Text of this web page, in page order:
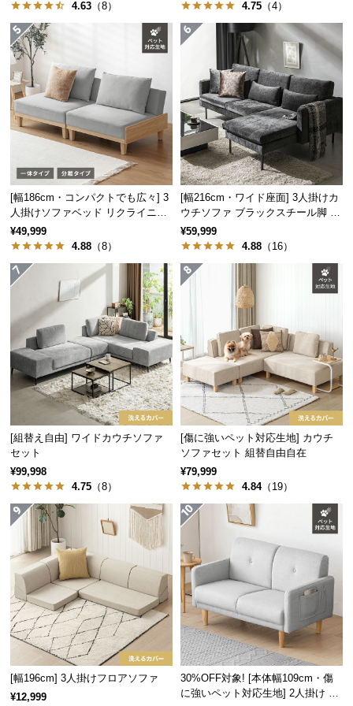
い
て
開
梱
設
ー
ビ
ス
に
つ
い
搬
入
経
路
に
い
て
返
品・
ャ
ン
ル
に
つ
て
4.63 （8） 4.75 （4）
[幅186cm・コンパクトでも広々] 3
人掛けソファベッド リクライニン
グ 天然木フレーム 北欧
¥49,999
4.88 （8）
[幅216cm・ワイド座面] 3人掛けカ
ウチソファ ブラックスチール脚 L
字 ホテルライク 高級感
¥59,999
4.88 （16）
[組替え自由] ワイドカウチソファ
セット
¥99,998
4.75 （8）
[傷に強いペット対応生地] カウチ
ソファセット 組替自由自在
¥79,999
4.84（19）
[幅196cm] 3人掛けフロアソファ
¥12,999
30%OFF対象! [本体幅109cm・傷
に強いペット対応生地] 2人掛け コ